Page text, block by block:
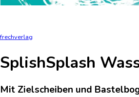
frechverlag
SplishSplash
Mit Zielscheiben und